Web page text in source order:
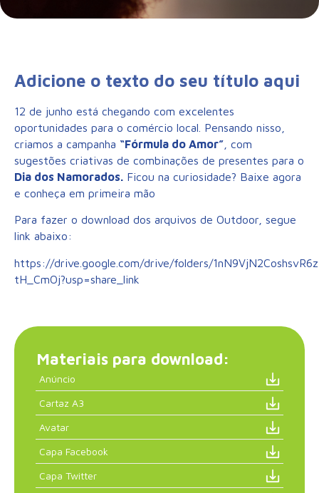
Adicione o texto do seu título aqui
12 de junho está chegando com excelentes
oportunidades para o comércio local. Pensando nisso,
criamos a campanha “Fórmula do Amor” , com
sugestões criativas de combinações de presentes para o
Dia dos Namorados. Ficou na curiosidade? Baixe agora
e conheça em primeira mão
Para fazer o download dos arquivos de Outdoor, segue
link abaixo:
https://drive.google.com/drive/folders/
tH_CmOj?usp=share_link
Materiais para download:
Anúncio
Cartaz A3
Avatar
Capa Facebook
Capa Twitter